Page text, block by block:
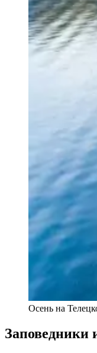
Осень на
Заповедники